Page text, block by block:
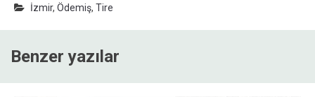
İzmir, Ödemiş, Tire
Benzer yazılar